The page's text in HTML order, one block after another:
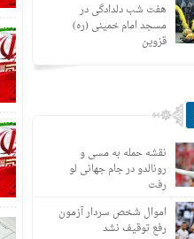
هفت شب دلدادگی در
مسجد امام خمینی (ره)
قزوین
نقشه حمله به مسی و
رونالدو در جام جهانی لو
رفت
اموال شخص سردار آزمون
رفع توقیف نشد